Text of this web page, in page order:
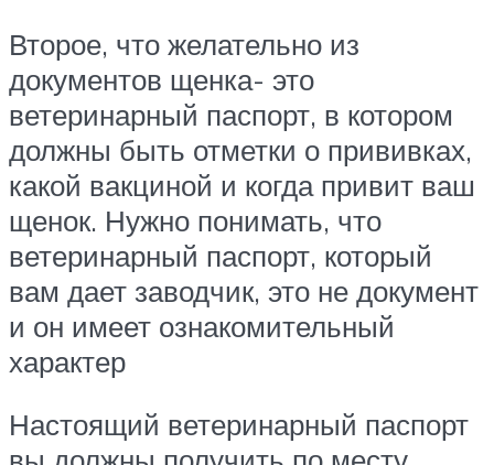
Второе, что желательно из
документов щенка- это
ветеринарный паспорт, в котором
должны быть отметки о прививках,
какой вакциной и когда привит ваш
щенок. Нужно понимать, что
ветеринарный паспорт, который
вам дает заводчик, это не документ
и он имеет ознакомительный
характер
Настоящий ветеринарный паспорт